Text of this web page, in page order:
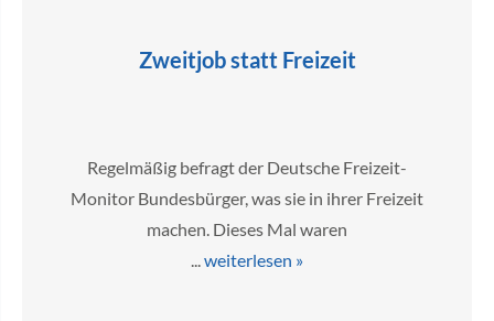
Zweitjob statt Freizeit
Regelmäßig befragt der Deutsche Freizeit-
Monitor Bundesbürger, was sie in ihrer Freizeit
machen. Dieses Mal waren
weiterlesen »